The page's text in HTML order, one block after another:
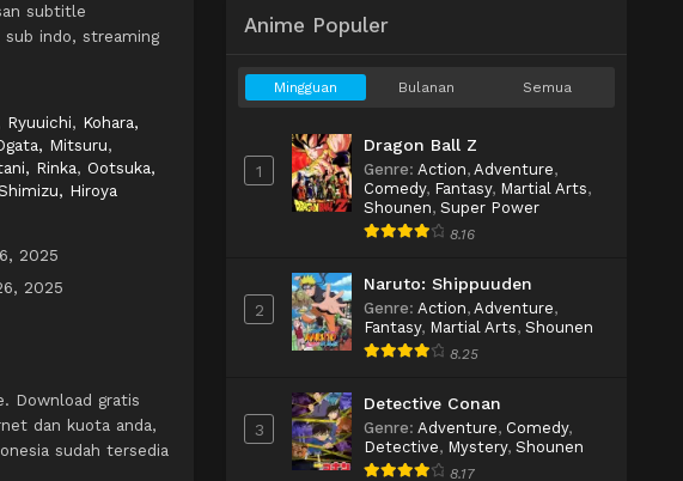
subtitle
sub indo, streaming
Ryuuichi, Kohara,
Mitsuru,
Rinka, Ootsuka,
Hiroya
2025
2025
Download gratis
dan kuota anda,
sudah tersedia
Anime Populer
Mingguan Bulanan Semua
1
Dragon Ball Z
Genre: Action, Adventure,
Comedy, Fantasy, Martial Arts,
Shounen, Super Power
8.16
2
Naruto: Shippuuden
Genre: Action, Adventure,
Fantasy, Martial Arts, Shounen
8.25
3
Detective Conan
Genre: Adventure, Comedy,
Detective, Mystery, Shounen
8.17